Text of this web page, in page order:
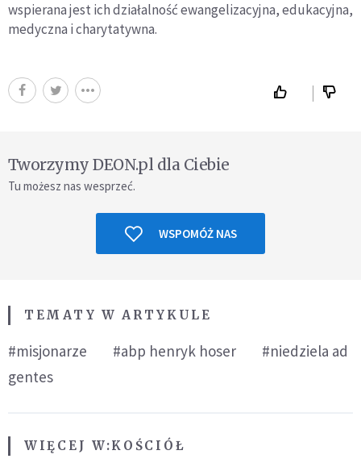
wspierana jest ich działalność ewangelizacyjna, edukacyjna,
medyczna i charytatywna.
Tworzymy DEON.pl dla Ciebie
Tu możesz nas wesprzeć.
WSPOMÓŻ NAS
TEMATY W ARTYKULE
#misjonarze #abp henryk hoser
#niedziela ad
gentes
WIĘCEJ W:KOŚCIÓŁ